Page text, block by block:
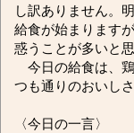
し訳ありません。
給食が始まります
惑うことが多いと
今日の給食は、
つも通りのおいしさ
〈今日の一言〉